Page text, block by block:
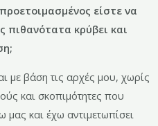
είστε να
πιθανότατα κρύβει και
με βάση τις αρχές μου, χωρίς
και σκοπιμότητες που
και έχω αντιμετωπίσει